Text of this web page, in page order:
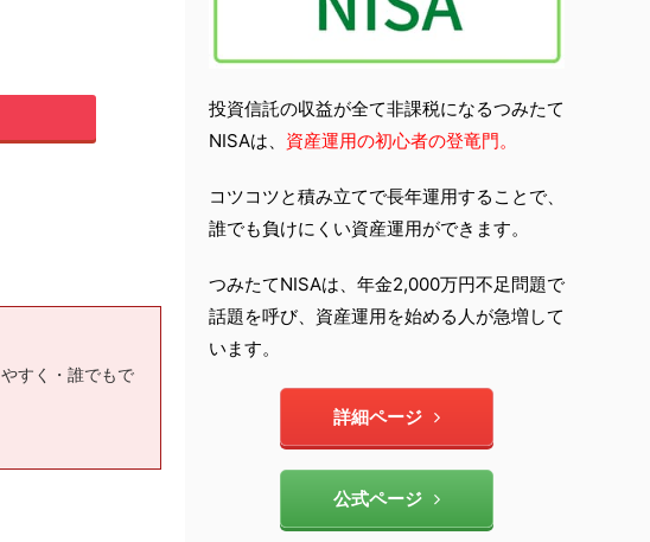
すく・誰でもで
投資信託の収益が全て非課税になるつみたて
NISAは、 資産運用の初心者の登竜門。
コツコツと積み立てで長年運用することで、
誰でも負けにくい資産運用ができます。
つみたてNISAは、年金2,000万円不足問題で
話題を呼び、資産運用を始める人が急増して
います。
詳細ページ
公式ページ